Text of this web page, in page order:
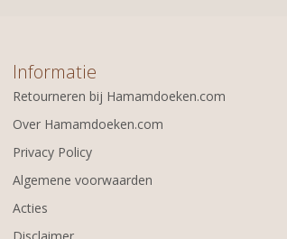
Informatie
Retourneren bij Hamamdoeken.com
Over Hamamdoeken.com
Privacy Policy
Algemene voorwaarden
Acties